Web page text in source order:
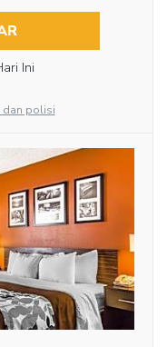
Ini
dan polisi